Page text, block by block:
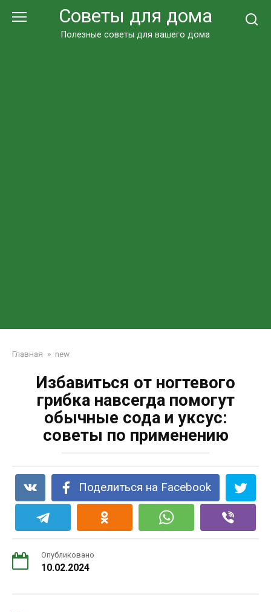
Советы для дома
Полезные советы для вашего дома
Главная » new
Избавиться от ногтевого
грибка навсегда помогут
обычные сода и уксус:
советы по применению
Поделиться на Facebook
Опубликовано
10.02.2024